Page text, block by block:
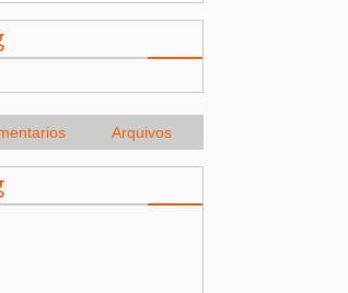
Arquivos